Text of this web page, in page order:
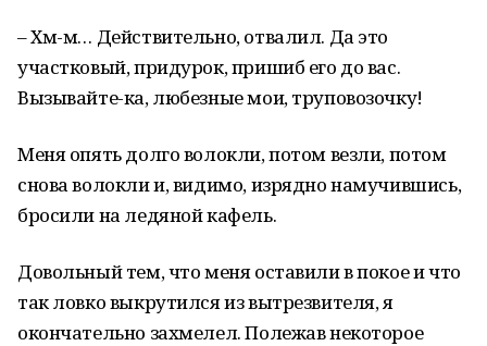
– Хм-м… Действительно, отвалил. Да это
участковый, придурок, пришиб его до вас.
Вызывайте-ка, любезные мои, труповозочку!
Меня опять долго волокли, потом везли, потом
снова волокли и, видимо, изрядно намучившись,
бросили на ледяной кафель.
Довольный тем, что меня оставили в покое и что
так ловко выкрутился из вытрезвителя, я
окончательно захмелел. Полежав некоторое